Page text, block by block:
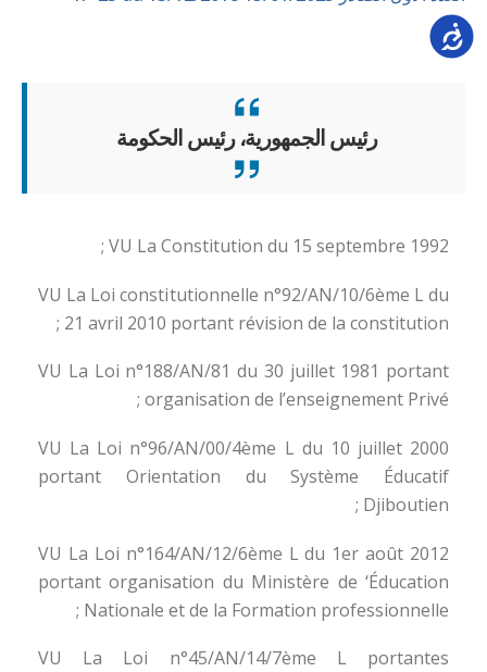
رئيس الجمهورية، رئيس الحكومة
VU La Constitution du 15 septembre 1992 ;
VU La Loi constitutionnelle n°92/AN/10/6ème L du
21 avril 2010 portant révision de la constitution ;
VU La Loi n°188/AN/81 du 30 juillet 1981 portant
organisation de l’enseignement Privé ;
VU La Loi n°96/AN/00/4ème L du 10 juillet 2000
portant Orientation du Système Éducatif
Djiboutien ;
VU La Loi n°164/AN/12/6ème L du 1er août 2012
portant organisation du Ministère de ‘Éducation
Nationale et de la Formation professionnelle ;
VU La Loi n°45/AN/14/7ème L portantes